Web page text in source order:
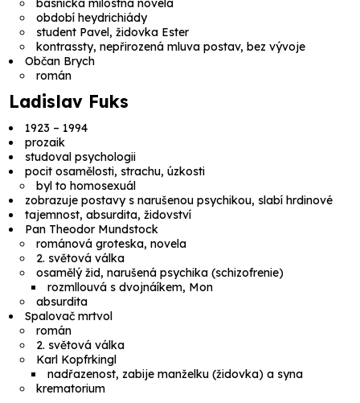
básnická milostná novela
období heydrichiády
student Pavel, židovka Ester
kontrassty, nepřirozená mluva postav, bez vývoje
Občan Brych
román
Ladislav Fuks
1923 – 1994
prozaik
studoval psychologii
pocit osamělosti, strachu, úzkosti
byl to homosexuál
zobrazuje postavy s narušenou psychikou, slabí hrdinové
tajemnost, absurdita, židovství
Pan Theodor Mundstock
románová groteska, novela
2. světová válka
osamělý žid, narušená psychika (schizofrenie)
rozmllouvá s dvojnáíkem, Mon
absurdita
Spalovač mrtvol
román
2. světová válka
Karl Kopfrkingl
nadřazenost, zabije manželku (židovka) a syna
krematorium